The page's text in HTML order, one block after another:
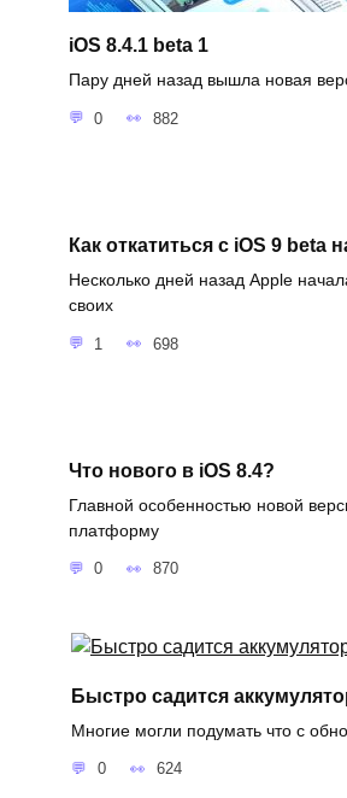
iOS 8.4.1 beta 1
Пару дней назад вышла новая
0 882
Как откатиться с iOS 9 beta
Несколько дней назад Apple
своих
1 698
Что нового в iOS 8.4?
Главной особенностью новой
платформу
0 870
Быстро садится
Многие могли подумать что с
0 624